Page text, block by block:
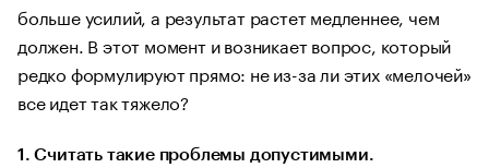
больше усилий, а результат растет медленнее, чем
должен. В этот момент и возникает вопрос, который
редко формулируют прямо: не из-за ли этих «мелочей»
все идет так тяжело?
1. Считать такие проблемы допустимыми.